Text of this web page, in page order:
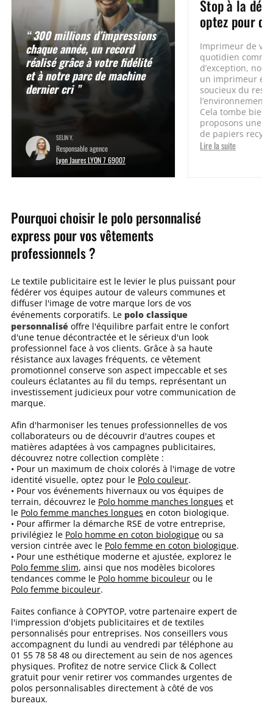
“ 300 millions d’impressions
chaque année, un record
réalisé grâce à votre fidélité
et à notre parc de machine
dernier cri ”
SELIN Y.
Responsable agence
Lyon Jaures LYON 7 69007
Stop à la
optez pour
Imprimeur de
quotidien
d’exception,
un imprimeur
soucieux du
l’environnement.
Cela tombe bien,
proposons une
de papiers
Lire la suite
Pourquoi choisir le polo personnalisé
express pour vos vêtements
professionnels ?
Le textile publicitaire est le levier le plus puissant pour
fédérer vos équipes autour de valeurs communes et
diffuser l'image de votre marque lors de vos
événements corporatifs. Le polo classique
personnalisé offre l'équilibre parfait entre le confort
d'une tenue décontractée et le sérieux d'un look
professionnel face à vos clients. Grâce à sa haute
résistance aux lavages fréquents, ce vêtement
promotionnel conserve son aspect impeccable et ses
couleurs éclatantes au fil du temps, représentant un
investissement judicieux pour votre communication de
marque.
Afin d'harmoniser les tenues professionnelles de vos
collaborateurs ou de découvrir d'autres coupes et
matières adaptées à vos campagnes publicitaires,
découvrez notre collection complète :
• Pour un maximum de choix colorés à l'image de votre
identité visuelle, optez pour le Polo couleur.
• Pour vos événements hivernaux ou vos équipes de
terrain, découvrez le Polo homme manches longues et
le Polo femme manches longues en coton biologique.
• Pour affirmer la démarche RSE de votre entreprise,
privilégiez le Polo homme en coton biologiqueou sa
version cintrée avec le Polo femme en coton biologique.
• Pour une esthétique moderne et ajustée, explorez le
Polo femme slim, ainsi que nos modèles bicolores
tendances comme le Polo homme bicouleurou le
Polo femme bicouleur.
Faites confiance à COPYTOP, votre partenaire expert de
l'impression d'objets publicitaires et de textiles
personnalisés pour entreprises. Nos conseillers vous
accompagnent du lundi au vendredi par téléphone au
01 55 78 58 48 ou directement au sein de nos agences
physiques. Profitez de notre service Click & Collect
gratuit pour venir retirer vos commandes urgentes de
polos personnalisables directement à côté de vos
bureaux.